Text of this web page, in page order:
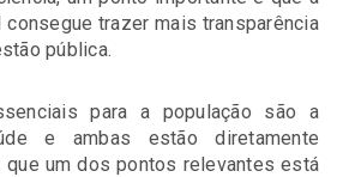
trazer mais transparência
pública.
para a população são a
e ambas estão diretamente
que um dos pontos relevantes está